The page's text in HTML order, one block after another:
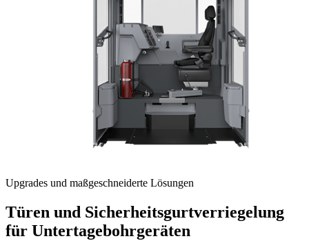
Upgrades und maßgeschneiderte Lösungen
Türen und Sicherheitsgurtverriegelung
für Untertagebohrgeräten